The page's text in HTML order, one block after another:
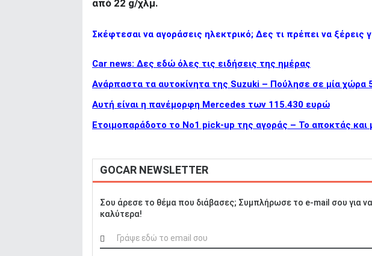
από 22 g/χλμ.
Σκέφτεσαι να αγοράσεις ηλεκτρικό; Δες τι πρέπει να ξέρεις
Car news: Δες εδώ όλες τις ειδήσεις της ημέρας
Ανάρπαστα τα αυτοκίνητα της Suzuki – Πούλησε σε μία χώρα
Αυτή είναι η πανέμορφη Mercedes των 115.430 ευρώ
Ετοιμοπαράδοτο το Νο1 pick-up της αγοράς – Το αποκτάς
GOCAR NEWSLETTER
Σου άρεσε το θέμα που διάβασες; Συμπλήρωσε το e-mail σου για
καλύτερα!